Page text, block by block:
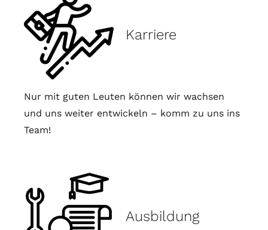
Karriere
Nur mit guten Leuten können wir wachsen
und uns weiter entwickeln – komm zu uns ins
Team!
Ausbildung